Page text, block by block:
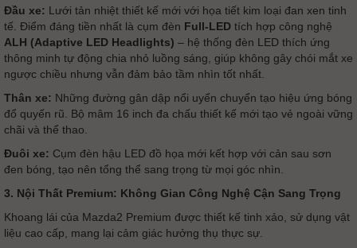
Đầu xe: Lưới tản nhiệt thiết kế mới với họa tiết kim loại đan xen tinh
tế. Điểm đáng tiền nhất là cụm đèn Full-LED tích hợp công nghệ
ALH (Adaptive LED Headlights) – hệ thống đèn LED thích ứng
thông minh tự động chia nhỏ luồng sáng, giúp không gây chói mắt xe
ngược chiều nhưng vẫn đảm bảo tầm nhìn tốt nhất.
Thân xe: Những đường gân dập nổi uyển chuyển tạo hiệu ứng bóng
đổ quyến rũ. Bộ mâm 16 inch đa chấu thiết kế mới tạo vẻ ngoài vững
chãi và thể thao.
Đuôi xe: Cụm đèn hậu LED đồ họa mới kết hợp với cản sau sơn
đen bóng, tạo nên tổng thể sang trọng từ mọi góc nhìn.
3. Nội Thất Premium: Không Gian Công Nghệ Cận Sang Trọng
Khoang lái của Mazda2 Premium được thiết kế tinh xảo, sử dụng vật
liệu cao cấp, mang lại cảm giác hưởng thụ thực sự.